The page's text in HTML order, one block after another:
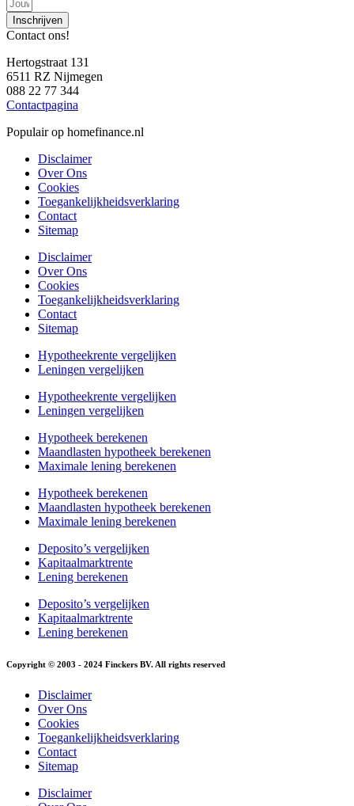
Inschrijven
Contact ons!
Hertogstraat 131
6511 RZ Nijmegen
088 22 77 344
Contactpagina
Populair op homefinance.nl
Disclaimer
Over Ons
Cookies
Toegankelijkheidsverklaring
Contact
Sitemap
Disclaimer
Over Ons
Cookies
Toegankelijkheidsverklaring
Contact
Sitemap
Hypotheekrente vergelijken
Leningen vergelijken
Hypotheekrente vergelijken
Leningen vergelijken
Hypotheek berekenen
Maandlasten hypotheek berekenen
Maximale lening berekenen
Hypotheek berekenen
Maandlasten hypotheek berekenen
Maximale lening berekenen
Deposito’s vergelijken
Kapitaalmarktrente
Lening berekenen
Deposito’s vergelijken
Kapitaalmarktrente
Lening berekenen
Copyright © 2003 - 2024 Finckers BV. All rights reserved
Disclaimer
Over Ons
Cookies
Toegankelijkheidsverklaring
Contact
Sitemap
Disclaimer